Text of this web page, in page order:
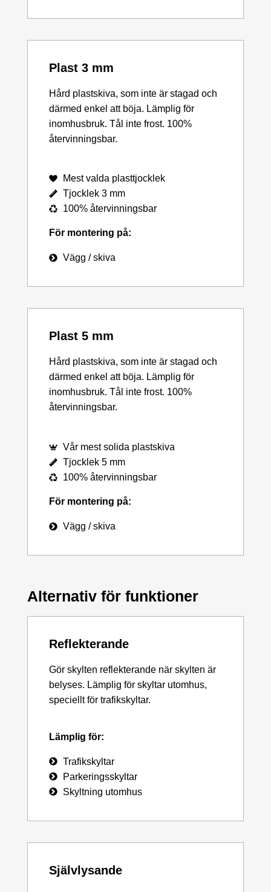
Plast 3 mm
Hård plastskiva, som inte är stagad och
därmed enkel att böja. Lämplig för
inomhusbruk. Tål inte frost. 100%
återvinningsbar.
Mest valda plasttjocklek
Tjocklek 3 mm
100% återvinningsbar
För montering på:
Vägg / skiva
Plast 5 mm
Hård plastskiva, som inte är stagad och
därmed enkel att böja. Lämplig för
inomhusbruk. Tål inte frost. 100%
återvinningsbar.
Vår mest solida plastskiva
Tjocklek 5 mm
100% återvinningsbar
För montering på:
Vägg / skiva
Alternativ för funktioner
Reflekterande
Gör skylten reflekterande när skylten är
belyses. Lämplig för skyltar utomhus,
speciellt för trafikskyltar.
Lämplig för:
Trafikskyltar
Parkeringsskyltar
Skyltning utomhus
Självlysande